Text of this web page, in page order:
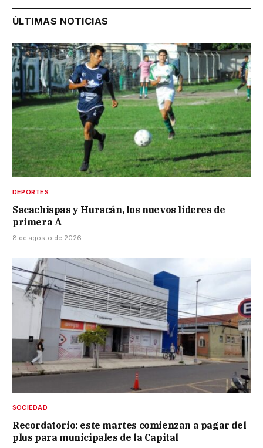
ÚLTIMAS NOTICIAS
DEPORTES
Sacachispas y Huracán, los nuevos líderes de
primera A
8 de agosto de 2026
SOCIEDAD
Recordatorio: este martes comienzan a pagar del
plus para municipales de la Capital